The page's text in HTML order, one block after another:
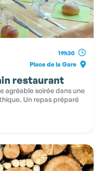
19h30
Place de la Gare
restaurant
agréable soirée dans une
Un repas préparé